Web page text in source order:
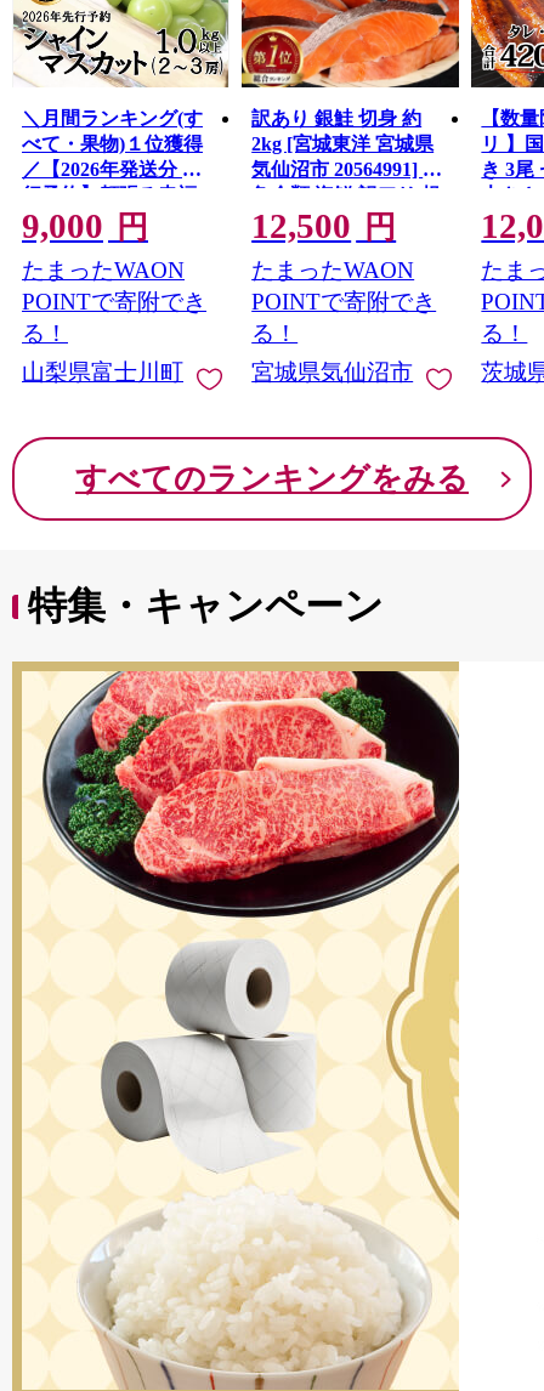
＼月間ランキング(す
べて・果物)１位獲得
／【2026年発送分 先
行予約】頬張る幸福
感 〜緑の宝石・ シ
ャインマスカット 〜
１ｋｇ以上（２〜３
房） フルーツ 山梨県
産 果物 くだもの シャ
イン マスカット ぶど
う ブドウ 葡萄 大粒 種
9000円 九千円
9,000 円
たまったWAON
POINTで寄附でき
る！
山梨県富士川町
訳あり 銀鮭 切身 約
2kg [宮城東洋 宮城県
気仙沼市 20564991] 鮭
魚介類 海鮮 訳アリ 規
格外 不揃い さけ サケ
鮭切身 シャケ 切り身
冷凍 家庭用 おかず 弁
当 支援 サーモン 銀鮭
切り身 魚 わけあり
12,500 円
たまったWAON
POINTで寄附でき
る！
宮城県気仙沼市
【数
リ 】
き 3尾
大き
レ・
鰻 ふ
な重
茨城
と納
たま
る！
茨城
すべてのランキングをみる
特集・キャンペーン